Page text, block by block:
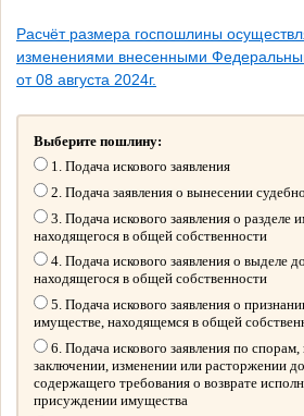
Расчёт размера госпошлины
изменениями внесенными
от 08 августа 2024г.
Выберите пошлину:
1. Подача искового заявления
2. Подача заявления о вынесении
3. Подача искового заявления о разделе
находящегося в общей собственности
4. Подача искового заявления о выделе
находящегося в общей собственности
5. Подача искового заявления о
имуществе, находящемся в общей
6. Подача искового заявления по
заключении, изменении или расторжении
содержащего требования о возврате
присуждении имущества